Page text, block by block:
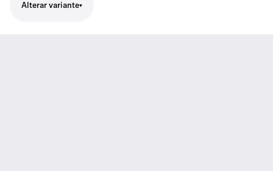
Alterar variante